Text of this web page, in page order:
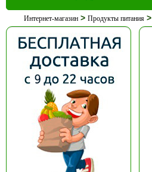
Интернет-магазин> Продукты питания>